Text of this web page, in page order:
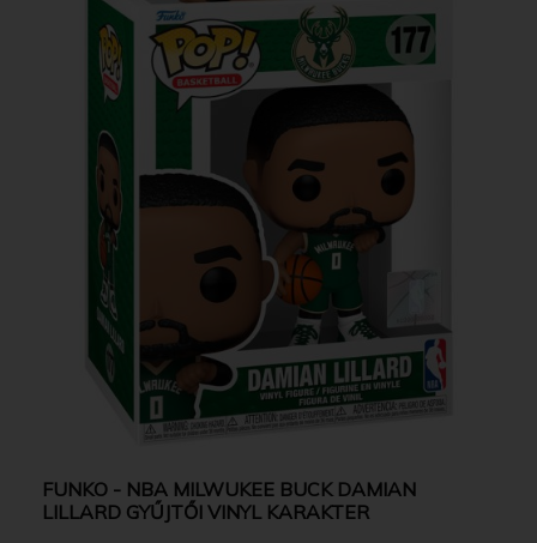
FUNKO - NBA MILWUKEE BUCK DAMIAN
LILLARD GYŰJTŐI VINYL KARAKTER